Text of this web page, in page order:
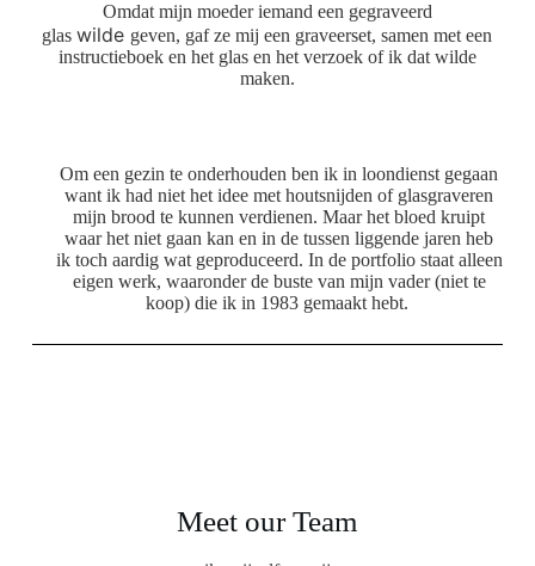
Omdat mijn moeder iemand een gegraveerd
glaswilde geven, gaf ze mij een graveerset, samen met een
instructieboek en het glas en het verzoek of ik dat wilde
maken.
Om een gezin te onderhouden ben ik in loondienst gegaan
want ik had niet het idee met houtsnijden of glasgraveren
mijn brood te kunnen verdienen. Maar het bloed kruipt
waar het niet gaan kan en in de tussen liggende jaren heb
ik toch aardig wat geproduceerd. In de portfolio staat alleen
eigen werk, waaronder de buste van mijn vader (niet te
koop) die ik in 1983 gemaakt hebt.
Meet our Team